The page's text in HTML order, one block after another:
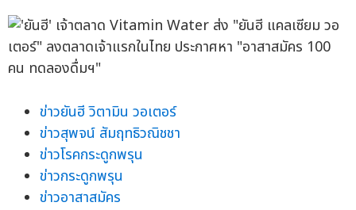
ข่าวยันฮี วิตามิน วอเตอร์
ข่าวสุพจน์ สัมฤทธิวณิชชา
ข่าวโรคกระดูกพรุน
ข่าวกระดูกพรุน
ข่าวอาสาสมัคร